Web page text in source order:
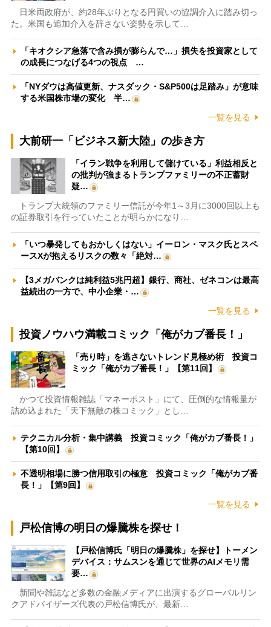
日米両政府が、約28年ぶりとなる円買いの協調介入に踏み切っ
た。米国も追加介入を辞さない姿勢を示して…
「キオクシア急落で含み損が膨らんで…」損失を投資家として
の成長につなげる4つの視点 …
「NYダウは高値更新、ナスダック・S&P500は足踏み」が意味
する米国株市場の変化 半…
一覧を見る
大前研一「ビジネス新大陸」の歩き方
「イラン戦争を利用して儲けている」利益相反と
の批判が強まるトランプファミリーの不正蓄財
疑…
トランプ大統領のファミリー信託が今年1～3月に3000回以上も
の証券取引を行っていたことが明らかになり…
「いつ暴発してもおかしくはない」イーロン・マスク氏とスペ
ースXが抱えるリスクの数々「絶対…
【3メガバンクは純利益5兆円超】銀行、商社、ゼネコンは最高
益続出の一方で、中小企業・…
一覧を見る
投資ノウハウ満載コミック「俺がカブ番長！」
「売り時」を逃さないトレンド見極め術 投資コ
ミック「俺がカブ番長！」【第11回】
かつて投資情報雑誌「マネーポスト」にて、圧倒的な情報量が
詰め込まれた「天下無敵の株コミック」とし…
テクニカル分析・集中講義 投資コミック「俺がカブ番長！」
【第10回】
不透明相場に勝つ信用取引の極意 投資コミック「俺がカブ番
長！」【第9回】
一覧を見る
戸松信博の明日の爆騰株を探せ！
【戸松信博氏「明日の爆騰株」を探せ】トーメン
デバイス：サムスンを通じて世界のAIメモリ需
要…
新聞や雑誌など多数の金融メディアに出演するグローバルリン
クアドバイザーズ代表の戸松信博氏が、最新…